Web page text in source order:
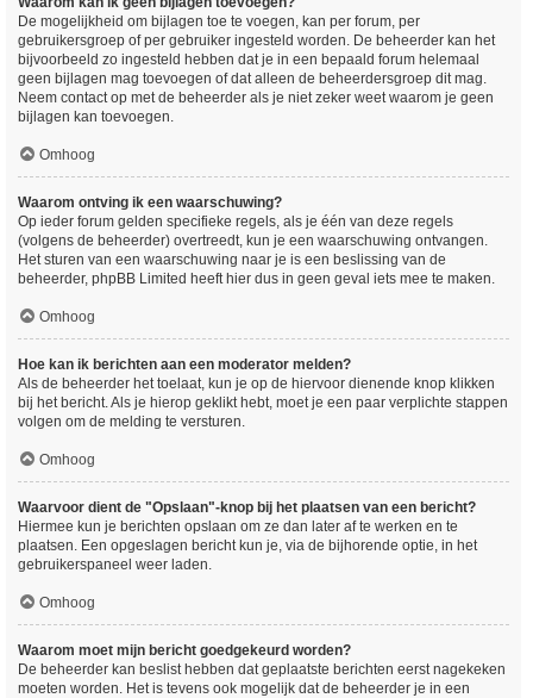
De mogelijkheid om bijlagen toe te voegen, kan per forum, per
gebruikersgroep of per gebruiker ingesteld worden. De beheerder kan het
bijvoorbeeld zo ingesteld hebben dat je in een bepaald forum helemaal
geen bijlagen mag toevoegen of dat alleen de beheerdersgroep dit mag.
Neem contact op met de beheerder als je niet zeker weet waarom je geen
bijlagen kan toevoegen.
Omhoog
Waarom ontving ik een waarschuwing?
Op ieder forum gelden specifieke regels, als je één van deze regels
(volgens de beheerder) overtreedt, kun je een waarschuwing ontvangen.
Het sturen van een waarschuwing naar je is een beslissing van de
beheerder, phpBB Limited heeft hier dus in geen geval iets mee te maken.
Omhoog
Hoe kan ik berichten aan een moderator melden?
Als de beheerder het toelaat, kun je op de hiervoor dienende knop klikken
bij het bericht. Als je hierop geklikt hebt, moet je een paar verplichte stappen
volgen om de melding te versturen.
Omhoog
Waarvoor dient de "Opslaan"-knop bij het plaatsen van een bericht?
Hiermee kun je berichten opslaan om ze dan later af te werken en te
plaatsen. Een opgeslagen bericht kun je, via de bijhorende optie, in het
gebruikerspaneel weer laden.
Omhoog
Waarom moet mijn bericht goedgekeurd worden?
De beheerder kan beslist hebben dat geplaatste berichten eerst nagekeken
moeten worden. Het is tevens ook mogelijk dat de beheerder je in een